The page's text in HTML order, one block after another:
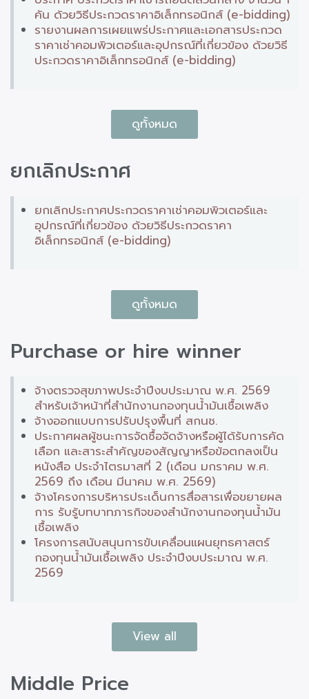
คัน ด้วยวิธีประกวดราคาอิเล็กทรอนิกส์ (e-bidding)
รายงานผลการเผยแพร่ประกาศและเอกสารประกวด
ราคาเช่าคอมพิวเตอร์และอุปกรณ์ที่เกี่ยวข้อง ด้วยวิธี
ประกวดราคาอิเล็กทรอนิกส์ (e-bidding)
ดูทั้งหมด
ยกเลิกประกาศ
ยกเลิกประกาศประกวดราคาเช่าคอมพิวเตอร์และ
อุปกรณ์ที่เกี่ยวข้อง ด้วยวิธีประกวดราคา
อิเล็กทรอนิกส์ (e-bidding)
ดูทั้งหมด
Purchase or hire winner
จ้างตรวจสุขภาพประจำปีงบประมาณ พ.ศ. 2569
สำหรับเจ้าหน้าที่สำนักงานกองทุนน้ำมันเชื้อเพลิง
จ้างออกแบบการปรับปรุงพื้นที่ สกนช.
ประกาศผลผู้ชนะการจัดซื้อจัดจ้างหรือผู้ได้รับการคัด
เลือก และสาระสำคัญของสัญญาหรือข้อตกลงเป็น
หนังสือ ประจำไตรมาสที่ 2 (เดือน มกราคม พ.ศ.
2569 ถึง เดือน มีนาคม พ.ศ. 2569)
จ้างโครงการบริหารประเด็นการสื่อสารเพื่อขยายผล
การ รับรู้บทบาทภารกิจของสำนักงานกองทุนน้ำมัน
เชื้อเพลิง
โครงการสนับสนุนการขับเคลื่อนแผนยุทธศาสตร์
กองทุนน้ำมันเชื้อเพลิง ประจำปีงบประมาณ พ.ศ.
2569
View all
Middle Price